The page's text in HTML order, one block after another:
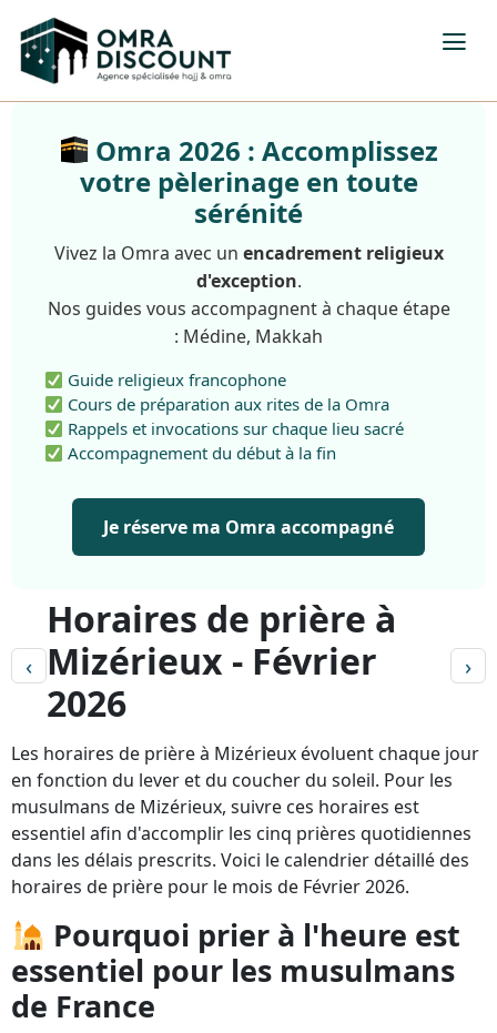
Omra 2026 : Accomplissez
votre pèlerinage en toute
sérénité
Vivez la Omra avec un encadrement religieux
d'exception.
Nos guides vous accompagnent à chaque étape
: Médine, Makkah
Guide religieux francophone
Cours de préparation aux rites de la Omra
Rappels et invocations sur chaque lieu sacré
Accompagnement du début à la fin
Je réserve ma Omra accompagné
‹
Horaires de prière à
Mizérieux - Février
2026
›
Les horaires de prière à Mizérieux évoluent chaque jour
en fonction du lever et du coucher du soleil. Pour les
musulmans de Mizérieux, suivre ces horaires est
essentiel afin d'accomplir les cinq prières quotidiennes
dans les délais prescrits. Voici le calendrier détaillé des
horaires de prière pour le mois de Février 2026.
Pourquoi prier à l'heure est
essentiel pour les musulmans
de France